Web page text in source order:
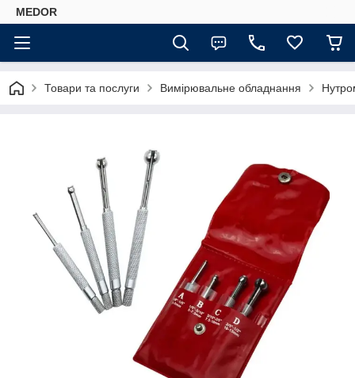
MEDOR
Товари та послуги Вимірювальне обладнання